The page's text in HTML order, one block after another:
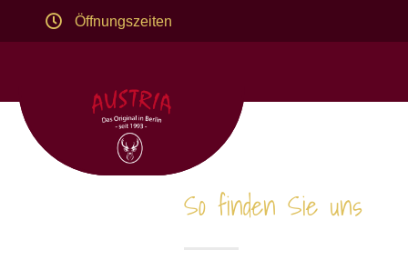
Öffnungszeiten
So finden Sie uns